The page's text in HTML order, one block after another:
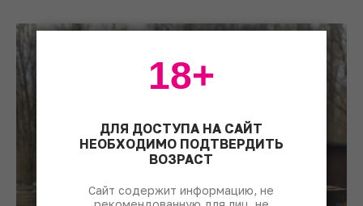
ДЛЯ ДОСТУПА НА САЙТ
НЕОБХОДИМО ПОДТВЕРДИТЬ
ВОЗРАСТ
Сайт содержит информацию, не
18+